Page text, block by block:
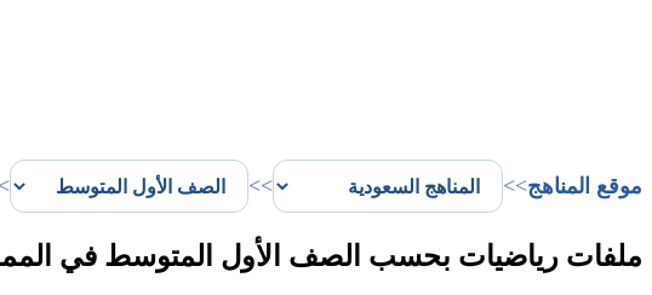
موقع المناهج>>
>>
ملفات رياضيات بحسب الصف الأول المتوسط في